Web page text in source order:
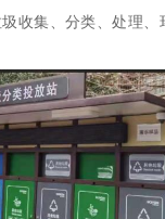
收集、分类、处理、